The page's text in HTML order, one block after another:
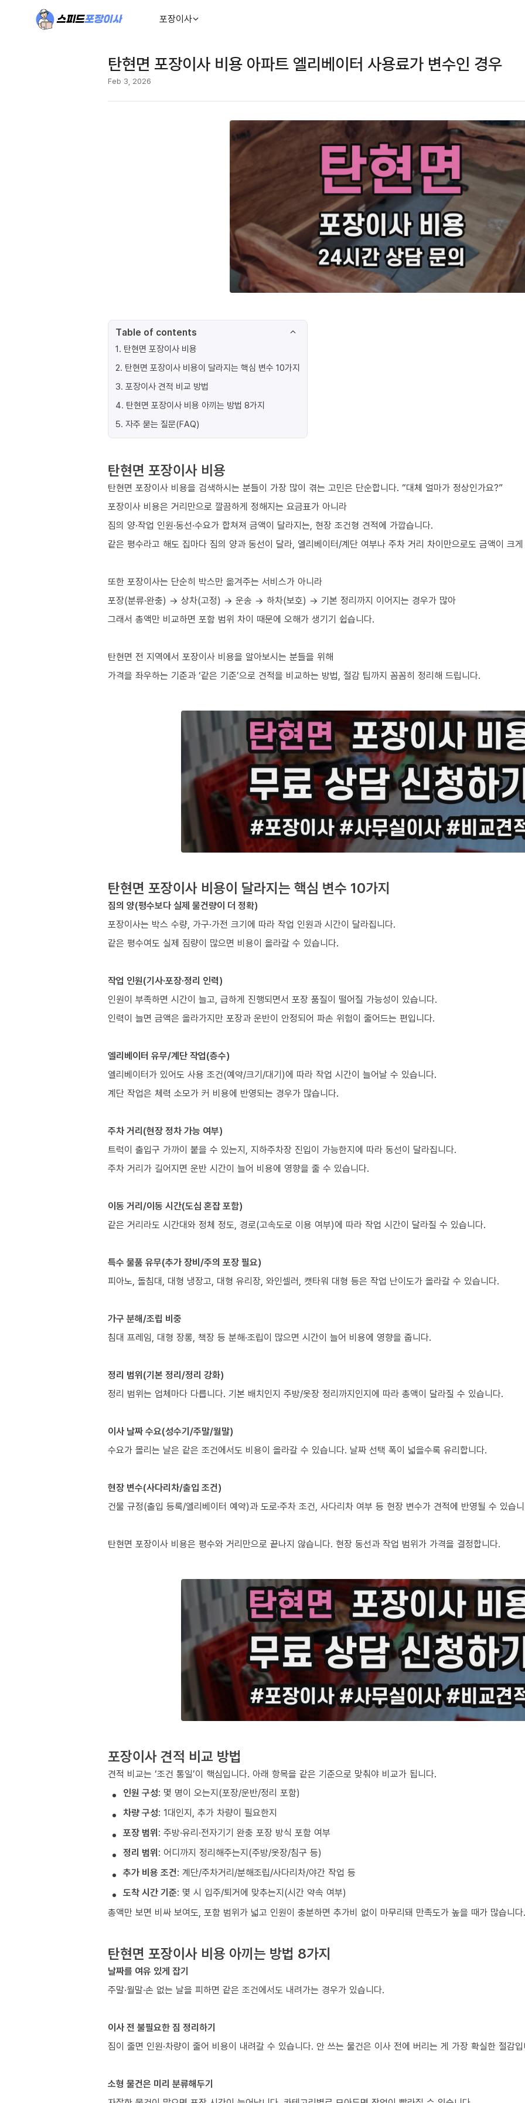
포장이사
탄현면 포장이사 비용 아파트 엘리베이터 사용료가 변수인 경우
Feb 3, 2026
Table of contents
1. 탄현면 포장이사 비용
2. 탄현면 포장이사 비용이 달라지는 핵심 변수 10가지
3. 포장이사 견적 비교 방법
4. 탄현면 포장이사 비용 아끼는 방법 8가지
5. 자주 묻는 질문(FAQ)
탄현면 포장이사 비용
탄현면 포장이사 비용을 검색하시는 분들이 가장 많이 겪는 고민은 단순합니다. “대체 얼마가 정상인가요?”
포장이사 비용은 거리만으로 깔끔하게 정해지는 요금표가 아니라
짐의 양·작업 인원·동선·수요가 합쳐져 금액이 달라지는, 현장 조건형 견적에 가깝습니다.
같은 평수라고 해도 집마다 짐의 양과 동선이 달라, 엘리베이터/계단 여부나 주차 거리 차이만으로도 금액이 크
또한 포장이사는 단순히 박스만 옮겨주는 서비스가 아니라
포장(분류·완충) → 상차(고정) → 운송 → 하차(보호) → 기본 정리까지 이어지는 경우가 많아
그래서 총액만 비교하면 포함 범위 차이 때문에 오해가 생기기 쉽습니다.
탄현면 전 지역에서 포장이사 비용을 알아보시는 분들을 위해
가격을 좌우하는 기준과 ‘같은 기준’으로 견적을 비교하는 방법, 절감 팁까지 꼼꼼히 정리해 드립니다.
탄현면 포장이사 비용이 달라지는 핵심 변수 10가지
짐의 양(평수보다 실제 물건량이 더 정확)
포장이사는 박스 수량, 가구·가전 크기에 따라 작업 인원과 시간이 달라집니다.
같은 평수여도 실제 짐량이 많으면 비용이 올라갈 수 있습니다.
작업 인원(기사·포장·정리 인력)
인원이 부족하면 시간이 늘고, 급하게 진행되면서 포장 품질이 떨어질 가능성이 있습니다.
인력이 늘면 금액은 올라가지만 포장과 운반이 안정되어 파손 위험이 줄어드는 편입니다.
엘리베이터 유무/계단 작업(층수)
엘리베이터가 있어도 사용 조건(예약/크기/대기)에 따라 작업 시간이 늘어날 수 있습니다.
계단 작업은 체력 소모가 커 비용에 반영되는 경우가 많습니다.
주차 거리(현장 정차 가능 여부)
트럭이 출입구 가까이 붙을 수 있는지, 지하주차장 진입이 가능한지에 따라 동선이 달라집니다.
주차 거리가 길어지면 운반 시간이 늘어 비용에 영향을 줄 수 있습니다.
이동 거리/이동 시간(도심 혼잡 포함)
같은 거리라도 시간대와 정체 정도, 경로(고속도로 이용 여부)에 따라 작업 시간이 달라질 수 있습니다.
특수 물품 유무(추가 장비/주의 포장 필요)
피아노, 돌침대, 대형 냉장고, 대형 유리장, 와인셀러, 캣타워 대형 등은 작업 난이도가 올라갈 수 있습니다.
가구 분해/조립 비중
침대 프레임, 대형 장롱, 책장 등 분해·조립이 많으면 시간이 늘어 비용에 영향을 줍니다.
정리 범위(기본 정리/정리 강화)
정리 범위는 업체마다 다릅니다. 기본 배치인지 주방/옷장 정리까지인지에 따라 총액이 달라질 수 있습니다.
이사 날짜 수요(성수기/주말/월말)
수요가 몰리는 날은 같은 조건에서도 비용이 올라갈 수 있습니다. 날짜 선택 폭이 넓을수록 유리합니다.
현장 변수(사다리차/출입 조건)
건물 규정(출입 등록/엘리베이터 예약)과 도로·주차 조건, 사다리차 여부 등 현장 변수가 견적에 반영될 수 있습
탄현면 포장이사 비용은 평수와 거리만으로 끝나지 않습니다. 현장 동선과 작업 범위가 가격을 결정합니다.
포장이사 견적 비교 방법
견적 비교는 ‘조건 통일’이 핵심입니다. 아래 항목을 같은 기준으로 맞춰야 비교가 됩니다.
인원 구성: 몇 명이 오는지(포장/운반/정리 포함)
차량 구성: 1대인지, 추가 차량이 필요한지
포장 범위: 주방·유리·전자기기 완충 포장 방식 포함 여부
정리 범위: 어디까지 정리해주는지(주방/옷장/침구 등)
추가 비용 조건: 계단/주차거리/분해조립/사다리차/야간 작업 등
도착 시간 기준: 몇 시 입주/퇴거에 맞추는지(시간 약속 여부)
총액만 보면 비싸 보여도, 포함 범위가 넓고 인원이 충분하면 추가비 없이 마무리돼 만족도가 높을 때가 많습니다.
탄현면 포장이사 비용 아끼는 방법 8가지
날짜를 여유 있게 잡기
주말·월말·손 없는 날을 피하면 같은 조건에서도 내려가는 경우가 있습니다.
이사 전 불필요한 짐 정리하기
짐이 줄면 인원·차량이 줄어 비용이 내려갈 수 있습니다. 안 쓰는 물건은 이사 전에 버리는 게 가장 확실한 절감
소형 물건은 미리 분류해두기